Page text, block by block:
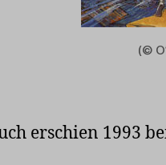
(©
erschien 1993